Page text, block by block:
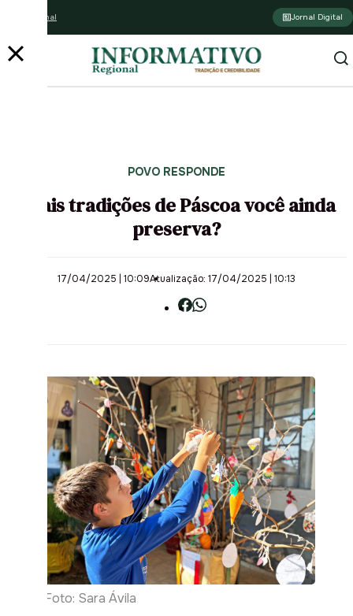
Assine o jornal Jornal Digital
POVO RESPONDE
Quais tradições de Páscoa você ainda
preserva?
17/04/2025 | 10:09Atualização: 17/04/2025 | 10:13
| Foto: Sara Ávila